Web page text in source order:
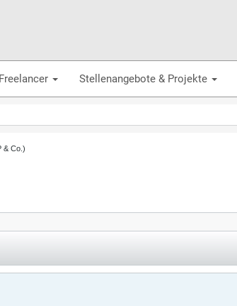
Stellenangebote & Projekte
& Co.)